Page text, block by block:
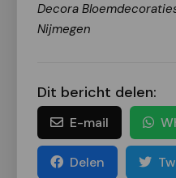
Decora
Nijmegen
Dit bericht delen:
E-mail
Delen